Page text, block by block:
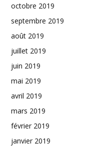
octobre 2019
septembre 2019
août 2019
juillet 2019
juin 2019
mai 2019
avril 2019
mars 2019
février 2019
janvier 2019